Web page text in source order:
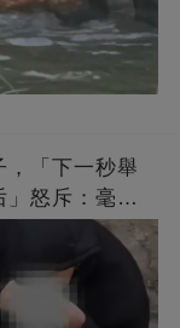
，「下一秒舉
怒斥：毫無